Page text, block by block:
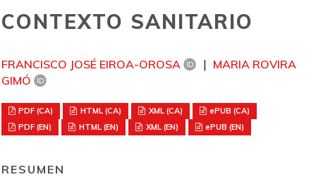
CONTEXTO SANITARIO
FRANCISCO JOSÉ EIROA-OROSA
MARIA ROVIRA
GIMÓ
PDF (CA) HTML (CA) XML (CA)
ePUB (CA)
PDF (EN)
HTML (EN) XML (EN) ePUB (EN)
RESUMEN